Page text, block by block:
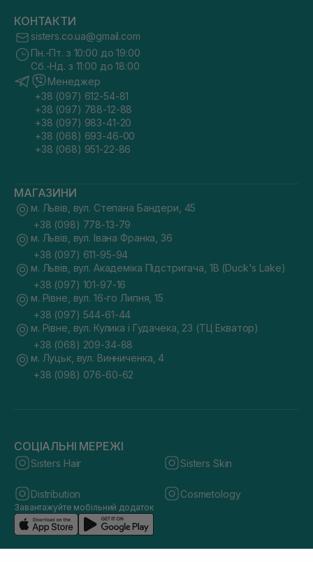
КОНТАКТИ
sisters.co.ua@gmail.com
Пн.-Пт. з 10:00 до 19:00
Сб.-Нд. з 11:00 до 18:00
Менеджер
+38 (097) 612-54-81
+38 (097) 788-12-88
+38 (097) 983-41-20
+38 (068) 693-46-00
+38 (068) 951-22-86
МАГАЗИНИ
м. Львів, вул. Степана Бандери, 45
+38 (098) 778-13-79
м. Львів, вул. Івана Франка, 36
+38 (097) 611-95-94
м. Львів, вул. Академіка Підстригача, 1В (Duck's Lake)
+38 (097) 101-97-16
м. Рівне, вул. 16-го Липня, 15
+38 (097) 544-61-44
м. Рівне, вул. Кулика і Гудачека, 23 (ТЦ Екватор)
+38 (068) 209-34-88
м. Луцьк, вул. Винниченка, 4
+38 (098) 076-60-62
СОЦІАЛЬНІ МЕРЕЖІ
Sisters Hair Sisters Skin
Distribution Cosmetology
Завантажуйте мобільний додаток